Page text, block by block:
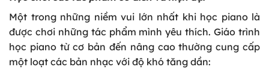
Một trong những niềm vui lớn nhất khi học piano là
được chơi những tác phẩm mình yêu thích. Giáo trình
học piano từ cơ bản đến nâng cao thường cung cấp
một loạt các bản nhạc với độ khó tăng dần: